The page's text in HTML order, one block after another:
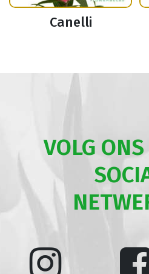
Canelli
VOLG